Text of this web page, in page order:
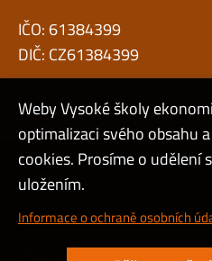
IČO: 61384399
DIČ: CZ61384399
Admin
Cookies a ochrana osobních
Weby Vysoké školy
optimalizaci svého obsahu
cookies. Prosíme o udělení
uložením.
Informace o ochraně osobních